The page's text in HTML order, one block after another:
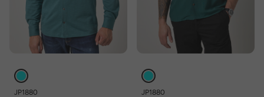
JP1880 JP1880